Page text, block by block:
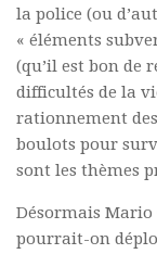
Commander
Pour publier /
Pour publier
la police (ou
« éléments
(qu’il est bon de
difficultés de la
rationnement
boulots pour
sont les thèmes
Désormais Mario
pourrait-on